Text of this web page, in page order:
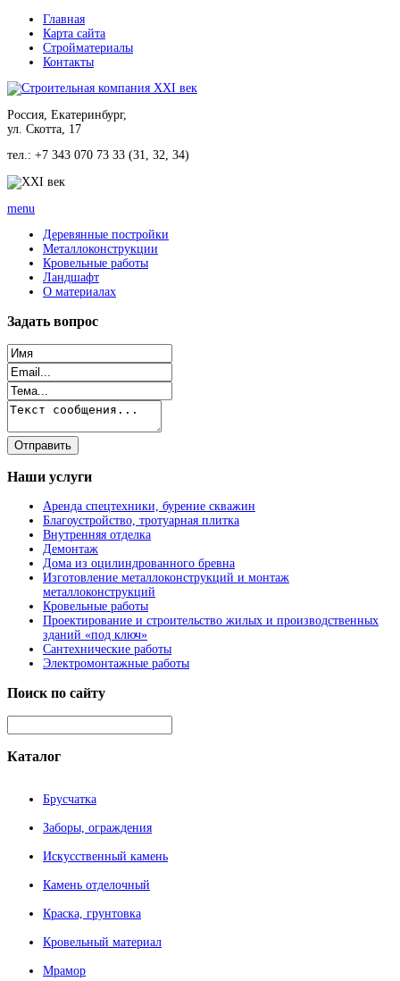
Главная
Карта сайта
Стройматериалы
Контакты
Россия, Екатеринбург,
ул. Скотта, 17
тел.: +7 343 070 73 33 (31, 32, 34)
menu
Деревянные постройки
Металлоконструкции
Кровельные работы
Ландшафт
О материалах
Задать вопрос
Наши услуги
Аренда спецтехники, бурение скважин
Благоустройство, тротуарная плитка
Внутренняя отделка
Демонтаж
Дома из оцилиндрованного бревна
Изготовление металлоконструкций и монтаж
металлоконструкций
Кровельные работы
Проектирование и строительство жилых и производственных
зданий «под ключ»
Сантехнические работы
Электромонтажные работы
Поиск по сайту
Каталог
Брусчатка
Заборы, ограждения
Искусственный камень
Камень отделочный
Краска, грунтовка
Кровельный материал
Мрамор